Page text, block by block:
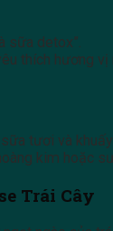
sữa detox”.
thích hương vị
tươi và
kim hoặc
Trái Cây